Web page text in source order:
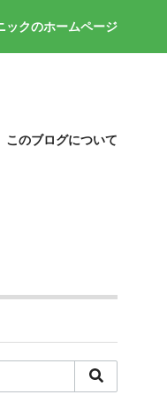
ックのホームページ
このブログについて